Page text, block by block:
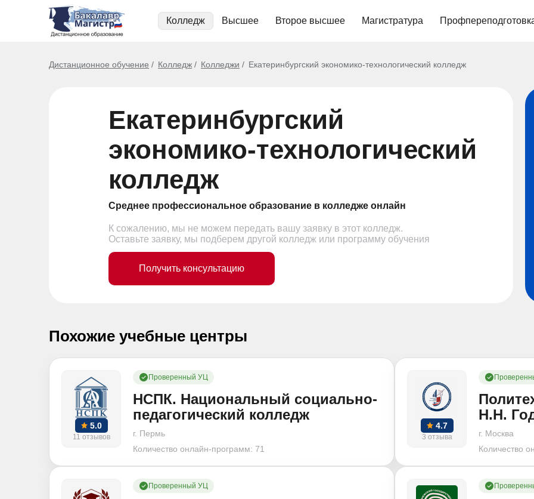
Колледж Высшее Второе высшее Магистратура
Дистанционное обучение Колледж Колледжи Екатеринбургский экономико-технологический колледж
Екатеринбургский
экономико-технологический
колледж
Среднее профессиональное образование в колледже онлайн
К сожалению, мы не можем передать вашу заявку в этот колледж.
Оставьте заявку, мы подберем другой колледж или программу обучения
Получить консультацию
Похожие учебные центры
5.0
11 отзывов
Проверенный УЦ
НСПК. Национальный социально-
педагогический колледж
г. Пермь
Количество онлайн-программ: 71
4.7
3 отзыва
Н.Н.
г. Москва
Количество
Проверенный УЦ